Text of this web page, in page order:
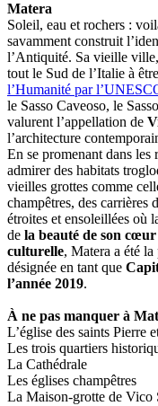
Matera
Soleil, eau et rochers :
savamment construit
l’Antiquité. Sa vieille
tout le Sud de l’Italie à
l’Humanité par
le Sasso Caveoso, le
valurent l’appellation de
l’architecture
En se promenant dans les
admirer des habitats
vieilles grottes comme
champêtres, des carrières
étroites et ensoleillées où
de la beauté de son
culturelle, Matera a été
désignée en tant que
l’année 2019.
À ne pas manquer à
L’église des saints Pierre
Les trois quartiers
La Cathédrale
Les églises champêtres
La Maison-grotte de Vico